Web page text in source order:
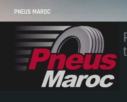
PNEUS MAROC VOS PNEUS AU MAROC